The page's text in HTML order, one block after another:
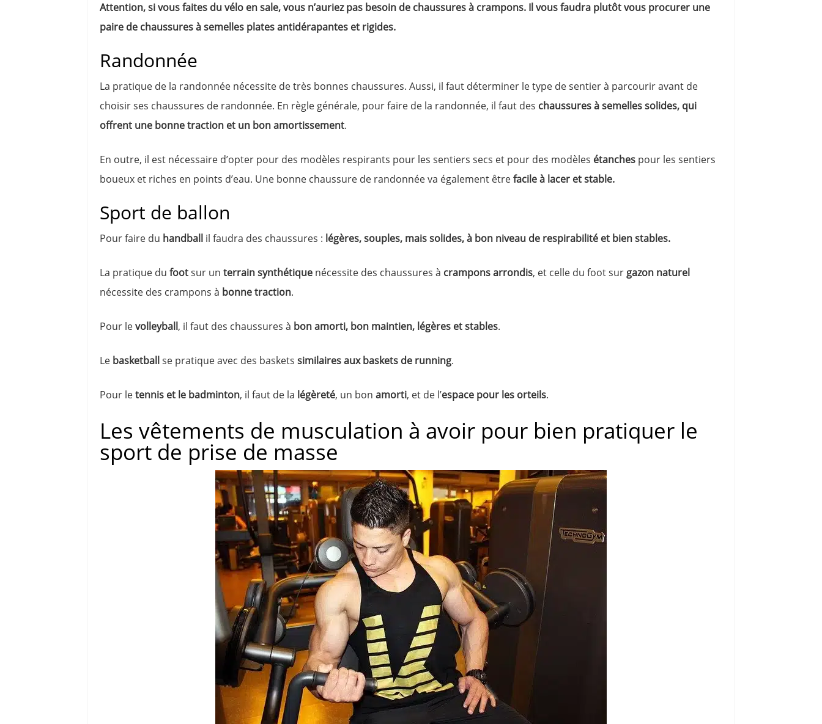
Attention, si vous faites du vélo en sale, vous n’auriez pas besoin de chaussures à crampons. Il vous faudra plutôt vous procurer une
paire de chaussures à semelles plates antidérapantes et rigides.
Randonnée
La pratique de la randonnée nécessite de très bonnes chaussures. Aussi, il faut déterminer le type de sentier à parcourir avant de
choisir ses chaussures de randonnée. En règle générale, pour faire de la randonnée, il faut des chaussures à semelles solides, qui
offrent une bonne traction et un bon amortissement.
En outre, il est nécessaire d’opter pour des modèles respirants pour les sentiers secs et pour des modèles étanches pour les sentiers
boueux et riches en points d’eau. Une bonne chaussure de randonnée va également êtrefacile à lacer et stable.
Sport de ballon
Pour faire du handball il faudra des chaussures : légères, souples, mais solides, à bon niveau de respirabilité et bien stables.
La pratique du footsur un terrain synthétique nécessite des chaussures à crampons arrondis, et celle du foot sur gazon naturel
nécessite des crampons à bonne traction.
Pour levolleyball, il faut des chaussures à bon amorti, bon maintien, légères et stables.
Le basketballse pratique avec des baskets similaires aux baskets de running.
Pour letennis et le badminton, il faut de la légèreté, un bon amorti, et de l’espace pour les orteils.
Les vêtements de musculation à avoir pour bien pratiquer le
sport de prise de masse